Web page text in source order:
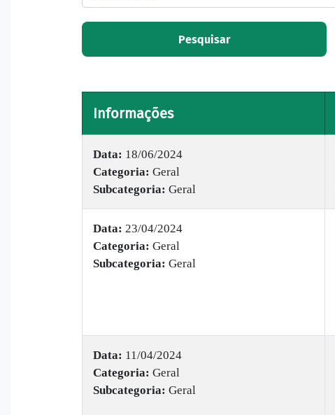
Pesquisar
Informações
Data: 18/06/2024
Categoria: Geral
Subcategoria: Geral
Data: 23/04/2024
Categoria: Geral
Subcategoria: Geral
Data: 11/04/2024
Categoria: Geral
Subcategoria: Geral